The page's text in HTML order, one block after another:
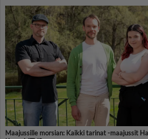
Maajussille morsian: Kaikki tarinat -maajussit